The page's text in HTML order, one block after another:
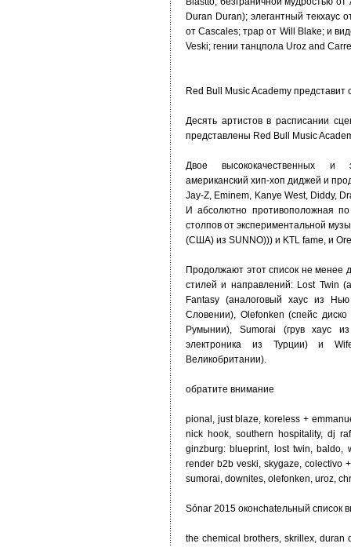
Duran Duran); элегантный
от Cascales; трар от Will Blake; и
Veski; гении танцпола Uroz and
Red Bull Music Academy
Десять артистов в расписании
представлены Red Bull Music
Двое высококачественных и
американский хип-хоп диджей и
Jay-Z, Eminem, Kanye West, Diddy,
И абсолютно противоположная
столпов от экспериментальной
(США) из SUNNO))) и KTL fame, и
Продолжают этот список не менее
стилей и направлений: Lost Twin
Fantasy (аналоговый хаус из
Словении), Olefonken (спейс
Румынии), Sumorai (грув хаус
электроника из Турции) и
Великобритании).
обратите внимание
pional, just blaze, koreless +
nick hook, southern hospitality, dj
ginzburg: blueprint, lost twin, baldo,
render b2b veski, skygaze, colectivo
sumorai, downites, olefonken, uroz,
Sónar 2015 оконchatельный список
the chemical brothers, skrillex, duran